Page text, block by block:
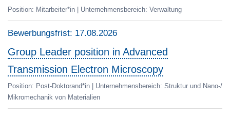
Position: Mitarbeiter*in | Unternehmensbereich: Verwaltung
Bewerbungsfrist: 17.08.2026
Group Leader position in Advanced
Transmission Electron Microscopy
Position: Post-Doktorand*in | Unternehmensbereich: Struktur und Nano-/
Mikromechanik von Materialien